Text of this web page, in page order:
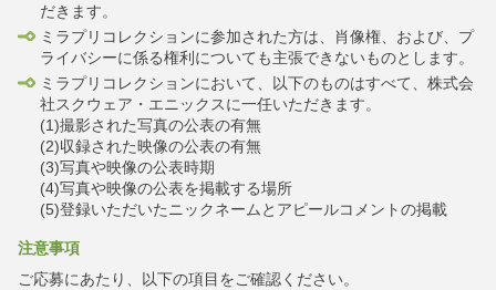
だきます。
ミラプリコレクションに参加された方は、肖像権、および、プ
ライバシーに係る権利についても主張できないものとします。
ミラプリコレクションにおいて、以下のものはすべて、株式会
社スクウェア・エニックスに一任いただきます。
(1)撮影された写真の公表の有無
(2)収録された映像の公表の有無
(3)写真や映像の公表時期
(4)写真や映像の公表を掲載する場所
(5)登録いただいたニックネームとアピールコメントの掲載
注意事項
ご応募にあたり、以下の項目をご確認ください。